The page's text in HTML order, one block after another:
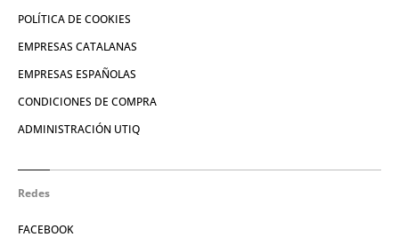
POLÍTICA DE COOKIES
EMPRESAS CATALANAS
EMPRESAS ESPAÑOLAS
CONDICIONES DE COMPRA
ADMINISTRACIÓN UTIQ
Redes
FACEBOOK